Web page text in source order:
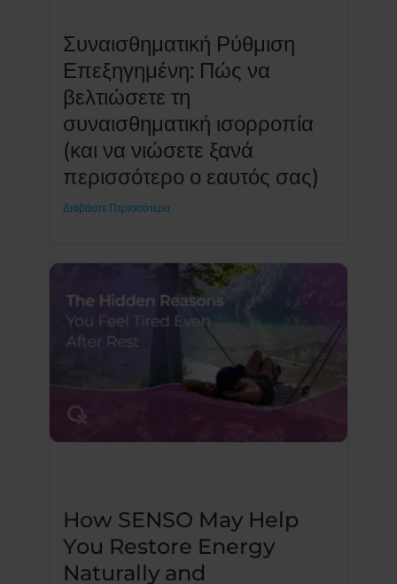
Συναισθηματική Ρύθμιση
Επεξηγημένη: Πώς να
βελτιώσετε τη
συναισθηματική ισορροπία
(και να νιώσετε ξανά
περισσότερο ο εαυτός σας)
Διαβάστε Περισσότερα
How SENSO May Help
You Restore Energy
Naturally and